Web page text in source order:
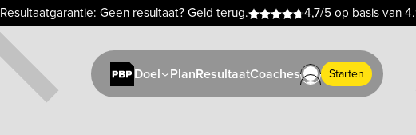
Resultaatgarantie: Geen resultaat? Geld terug. 4,7/5 op basis van
Doel PlanResultaatCoaches Starten